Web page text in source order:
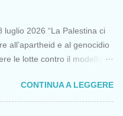
al XV secolo Venezia
ruolo fondamentale nei
e l’Oriente, ruolo che si
luglio 2026 “La Palestina ci
all’apartheid e al genocidio
le lotte contro il modello
presso il Mausoleo di Yasser
La “totale impunità ” di
CONTINUA A LEGGERE